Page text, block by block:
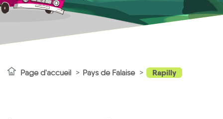
Page d'accueil Pays de Falaise Rapilly